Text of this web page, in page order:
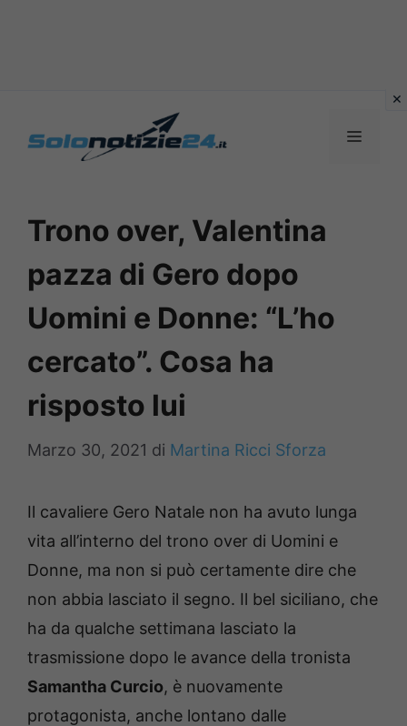
MENU
Trono over, Valentina
pazza di Gero dopo
Uomini e Donne: “L’ho
cercato”. Cosa ha
risposto lui
Marzo 30, 2021 di Martina Ricci Sforza
Il cavaliere Gero Natale non ha avuto lunga
vita all’interno del trono over di Uomini e
Donne, ma non si può certamente dire che
non abbia lasciato il segno. Il bel siciliano, che
ha da qualche settimana lasciato la
trasmissione dopo le avance della tronista
Samantha Curcio, è nuovamente
protagonista, anche lontano dalle